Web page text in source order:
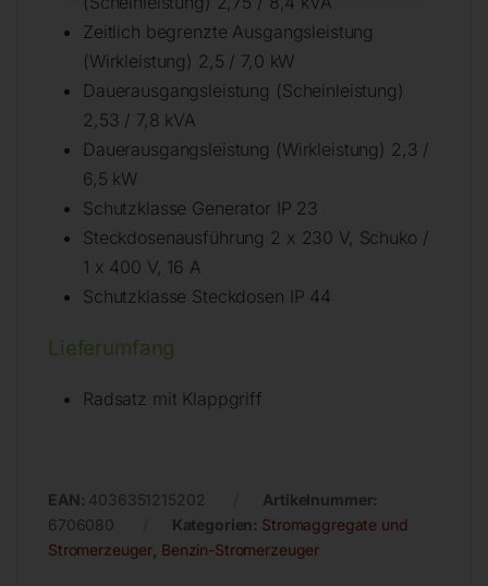
Zeitlich begrenzte Ausgangsleistung
(Wirkleistung) 2,5 / 7,0 kW
Dauerausgangsleistung (Scheinleistung)
2,53 / 7,8 kVA
Dauerausgangsleistung (Wirkleistung) 2,3 /
6,5 kW
Schutzklasse Generator IP 23
Steckdosenausführung 2 x 230 V, Schuko /
1 x 400 V, 16 A
Schutzklasse Steckdosen IP 44
Lieferumfang
Radsatz mit Klappgriff
EAN: 4036351215202
Artikelnummer:
6706080
Kategorien: Stromaggregate und
Stromerzeuger Benzin-Stromerzeuger